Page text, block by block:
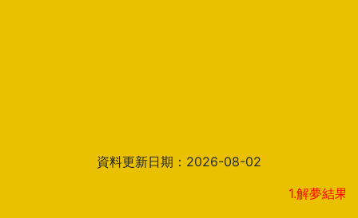
資料更新日期：2026-08-02
1.解夢結果頁新增見